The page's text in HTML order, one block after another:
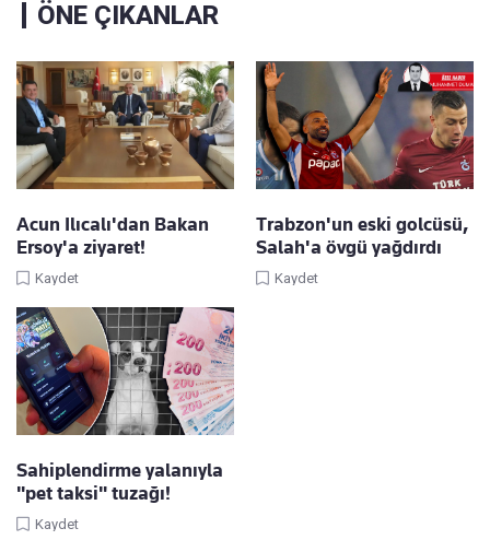
ÖNE ÇIKANLAR
Acun Ilıcalı'dan Bakan
Ersoy'a ziyaret!
Kaydet
Trabzon'un eski golcüsü,
Salah'a övgü yağdırdı
Kaydet
Sahiplendirme yalanıyla
"pet taksi" tuzağı!
Kaydet